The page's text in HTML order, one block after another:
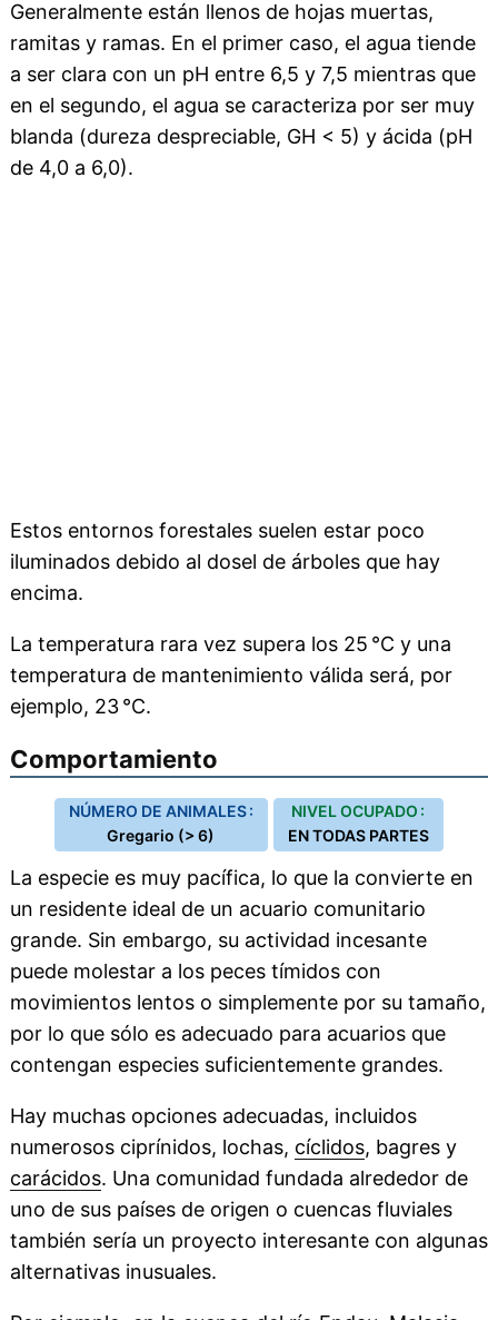
Generalmente están llenos de hojas muertas,
ramitas y ramas. En el primer caso, el agua tiende
a ser clara con un pH entre 6,5 y 7,5 mientras que
en el segundo, el agua se caracteriza por ser muy
blanda (dureza despreciable, GH < 5) y ácida (pH
de 4,0 a 6,0).
Estos entornos forestales suelen estar poco
iluminados debido al dosel de árboles que hay
encima.
La temperatura rara vez supera los 25 °C y una
temperatura de mantenimiento válida será, por
ejemplo, 23 °C.
Comportamiento
NÚMERO DE ANIMALES :
Gregario (> 6)
NIVEL OCUPADO :
EN TODAS PARTES
La especie es muy pacífica, lo que la convierte en
un residente ideal de un acuario comunitario
grande. Sin embargo, su actividad incesante
puede molestar a los peces tímidos con
movimientos lentos o simplemente por su tamaño,
por lo que sólo es adecuado para acuarios que
contengan especies suficientemente grandes.
Hay muchas opciones adecuadas, incluidos
numerosos ciprínidos, lochas, cíclidos, bagres y
carácidos. Una comunidad fundada alrededor de
uno de sus países de origen o cuencas fluviales
también sería un proyecto interesante con algunas
alternativas inusuales.